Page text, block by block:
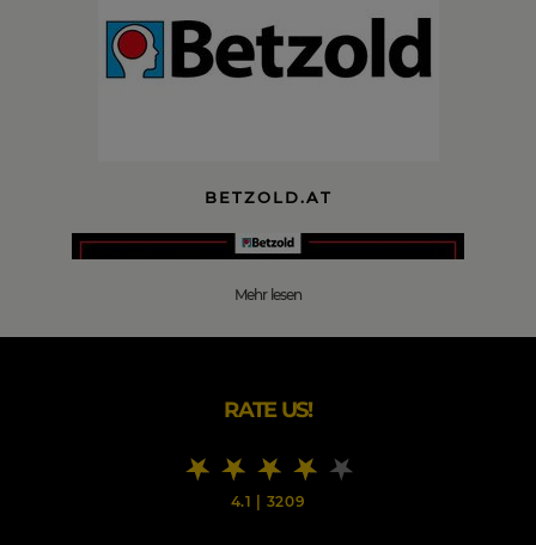
BETZOLD.AT
DIE BESTEN BETZOLD.AT BLACK FRIDAY 2026
Mehr lesen
RATE US!
4.1 | 3209